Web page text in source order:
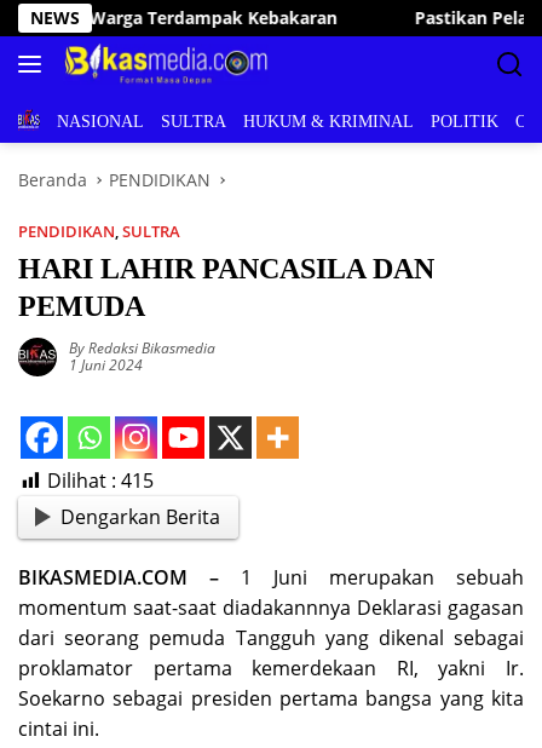
Langsung
ke
konten
NEWSPastikan Pelayanan Publik Optimal, Irham Kalenggo
BERITANASIONAL SULTRA HUKUM & KRIMINAL POLITIK
Beranda PENDIDIKAN
PENDIDIKAN,SULTRA
HARI LAHIR PANCASILA DAN
PEMUDA
By Redaksi Bikasmedia
1 Juni 2024
Dilihat : 415
Dengarkan Berita
BIKASMEDIA.COM – 1 Juni merupakan sebuah
momentum saat-saat diadakannnya Deklarasi gagasan
dari seorang pemuda Tangguh yang dikenal sebagai
proklamator pertama kemerdekaan RI, yakni Ir.
Soekarno sebagai presiden pertama bangsa yang kita
cintai ini.